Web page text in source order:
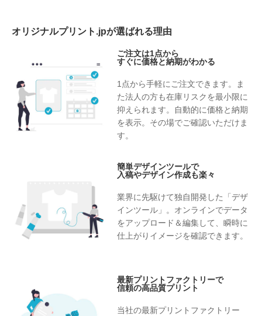
オリジナルプリント.jpが選ばれる理由
ご注文は1点から
すぐに価格と納期がわかる
1点から手軽にご注文できます。ま
た法人の方も在庫リスクを最小限に
抑えられます。自動的に価格と納期
を表示。その場でご確認いただけま
す。
簡単デザインツールで
入稿やデザイン作成も楽々
業界に先駆けて独自開発した「デザ
インツール」。オンラインでデータ
をアップロード＆編集して、瞬時に
仕上がりイメージを確認できます。
最新プリントファクトリーで
信頼の高品質プリント
当社の最新プリントファクトリー